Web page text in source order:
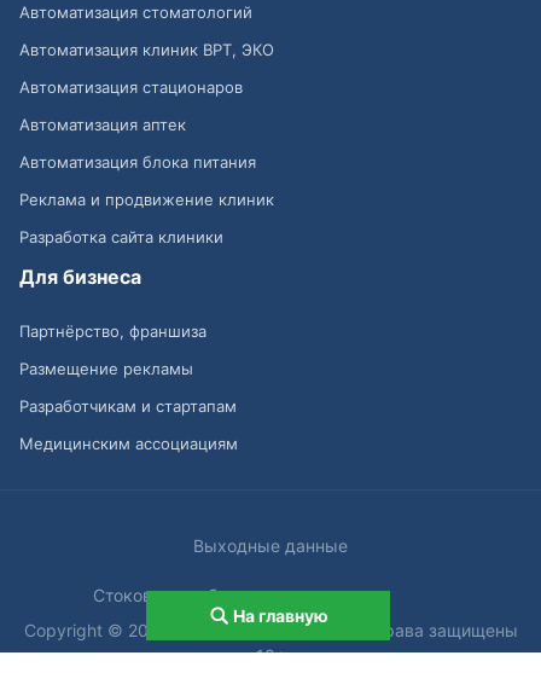
Автоматизация стоматологий
Автоматизация клиник ВРТ, ЭКО
Автоматизация стационаров
Автоматизация аптек
Автоматизация блока питания
Реклама и продвижение клиник
Разработка сайта клиники
Для бизнеса
Партнёрство, франшиза
Размещение рекламы
Разработчикам и стартапам
Медицинским ассоциациям
Выходные данные
Стоковые изображения от
Copyright © 2013-2026 MedElement®. Все права защищены
18+
На главную